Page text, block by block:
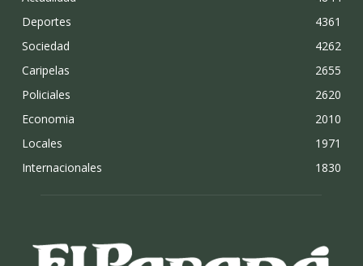
Deportes
4361
Sociedad
4262
Caripelas
2655
Policiales
2620
Economia
2010
Locales
1971
Internacionales
1830